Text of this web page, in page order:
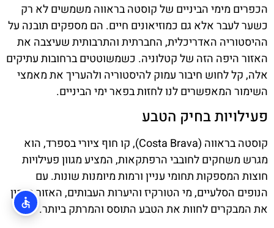
הכפרים מימי הביניים של קוסטה בראווה משמשים לא רק
כשער לעבר אלא גם כמוזיאונים חיים. הם מספקים תובנה על
ההיסטוריה האדריכלית, החברתית והתרבותית שעיצבה את
האזור היפה הזה של קטלוניה. כשמשוטטים ברחובות עתיקים
אלה, קל לחוש חיבור עמוק להיסטוריה ולהעריך את מאמצי
השימור המאפשרים לנו לחזות בפאר ימי הביניים.
פעילויות בחיק הטבע
קוסטה בראווה (Costa Brava), קו חוף ציורי בספרד, הוא
מגרש משחקים לחובבי הרפתקאות, המציע מגוון פעילויות
חוצות המספקות תחומי עניין ורמות מיומנות שונות. עם
הנופים הסלעיים, מי הטורקיז והיערות העבותים, האזור מזמין
את המבקרים לחוות את הטבע התוסס והמרתק ביותר.